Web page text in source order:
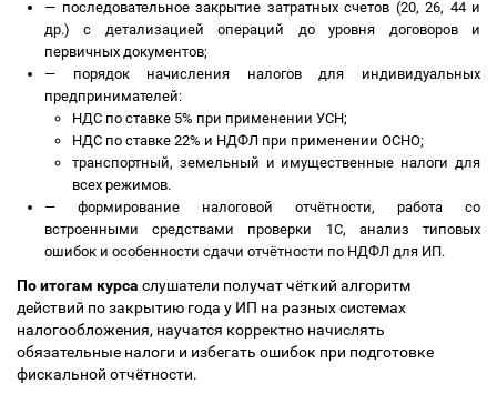
— последовательное закрытие затратных счетов (20, 26, 44 и
др.) с детализацией операций до уровня договоров и
первичных документов;
— порядок начисления налогов для индивидуальных
предпринимателей:
НДС по ставке 5% при применении УСН;
НДС по ставке 22% и НДФЛ при применении ОСНО;
транспортный, земельный и имущественные налоги для
всех режимов.
— формирование налоговой отчётности, работа со
встроенными средствами проверки 1С, анализ типовых
ошибок и особенности сдачи отчётности по НДФЛ для ИП.
По итогам курса слушатели получат чёткий алгоритм
действий по закрытию года у ИП на разных системах
налогообложения, научатся корректно начислять
обязательные налоги и избегать ошибок при подготовке
фискальной отчётности.